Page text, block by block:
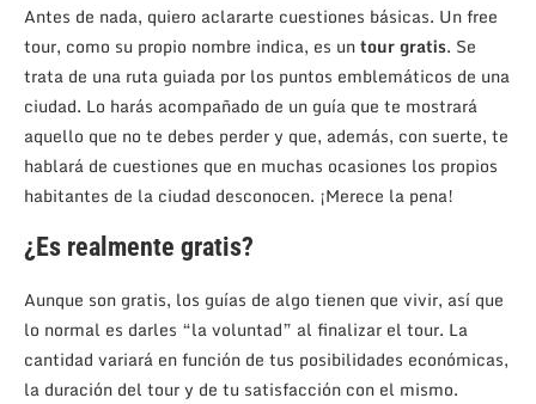
Antes de nada, quiero aclararte cuestiones básicas. Un free
tour, como su propio nombre indica, es untour gratis. Se
trata de una ruta guiada por los puntos emblemáticos de una
ciudad. Lo harás acompañado de un guía que te mostrará
aquello que no te debes perder y que, además, con suerte, te
hablará de cuestiones que en muchas ocasiones los propios
habitantes de la ciudad desconocen. ¡Merece la pena!
¿Es realmente gratis?
Aunque son gratis, los guías de algo tienen que vivir, así que
lo normal es darles “la voluntad” al finalizar el tour. La
cantidad variará en función de tus posibilidades económicas,
la duración del tour y de tu satisfacción con el mismo.